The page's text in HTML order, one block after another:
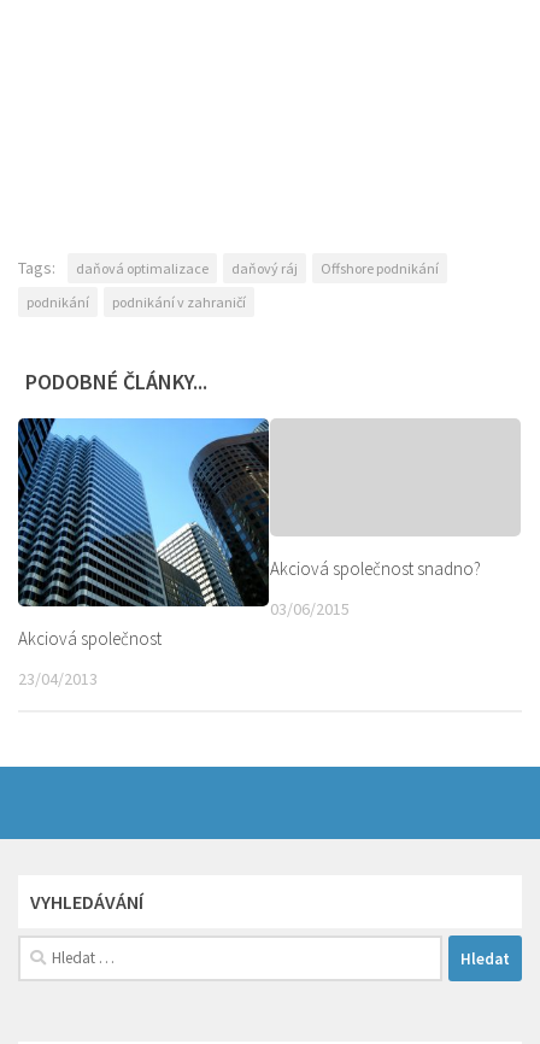
Tags: daňová optimalizace daňový ráj
Offshore podnikání
podnikání
podnikání v zahraničí
PODOBNÉ ČLÁNKY...
Akciová společnost
23/04/2013
Akciová společnost snadno?
03/06/2015
VYHLEDÁVÁNÍ
Vyhledávání